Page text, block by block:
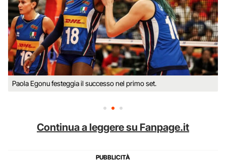
Paola Egonu festeggia il successo nel primo set.
Continua a leggere su Fanpage.it